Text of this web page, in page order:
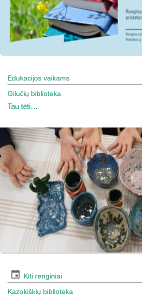
Edukacijos vaikams
Gilučių biblioteka
Tau tėti…
Kiti renginiai
Kazokiškių biblioteka